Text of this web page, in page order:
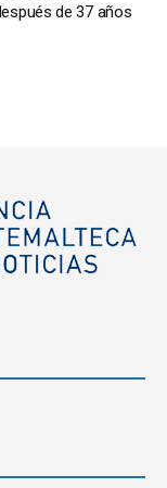
de 37 años